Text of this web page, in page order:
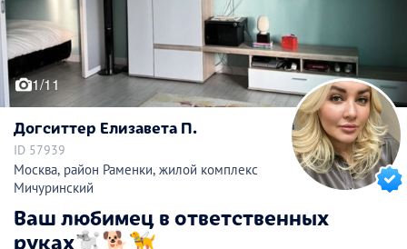
1/11
Догситтер Елизавета П.
ID 57939
Москва, район Раменки, жилой комплекс
Мичуринский
Ваш любимец в ответственных
руках🐩🐕🦮